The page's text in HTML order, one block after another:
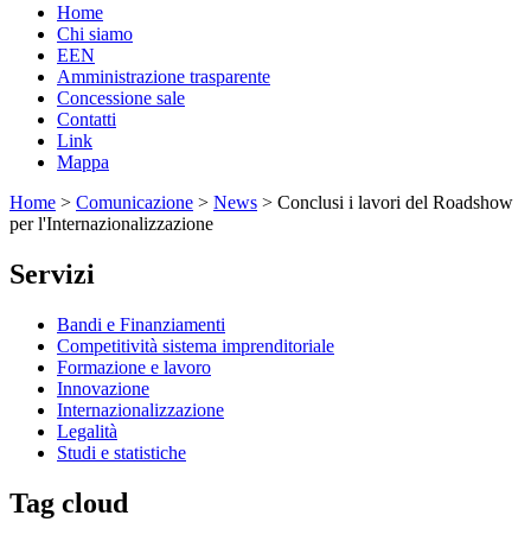
Home
Chi siamo
EEN
Amministrazione trasparente
Concessione sale
Contatti
Link
Mappa
Home > Comunicazione > News > Conclusi i lavori del Roadshow
per l'Internazionalizzazione
Servizi
Bandi e Finanziamenti
Competitività sistema imprenditoriale
Formazione e lavoro
Innovazione
Internazionalizzazione
Legalità
Studi e statistiche
Tag cloud